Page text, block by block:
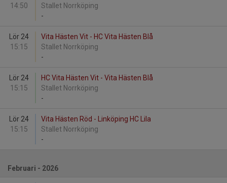
14:50
Stallet Norrköping
-
Lör 24
15:15
Vita Hästen Vit - HC Vita Hästen Blå
Stallet Norrköping
-
Lör 24
15:15
HC Vita Hästen Vit - Vita Hästen Blå
Stallet Norrköping
-
Lör 24
15:15
Vita Hästen Röd - Linköping HC Lila
Stallet Norrköping
-
Februari - 2026